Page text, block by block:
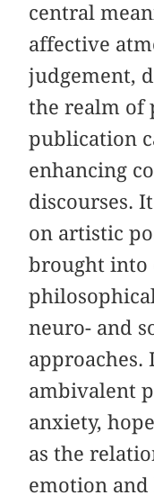
central
affective
judgement,
the realm of
publication
enhancing
discourses.
on artistic
brought into
neuro- and
approaches.
ambivalent
anxiety,
as the
emotion